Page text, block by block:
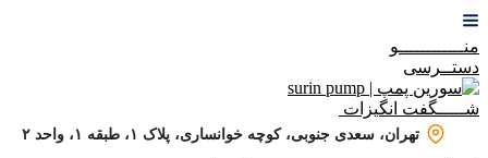
منــــــــــــو
دستــرسی
شـــــگفت انگیزات
تهران، سعدی جنوبی، کوچه خوانساری، پلاک ۱، طبقه ۱، واحد ۲